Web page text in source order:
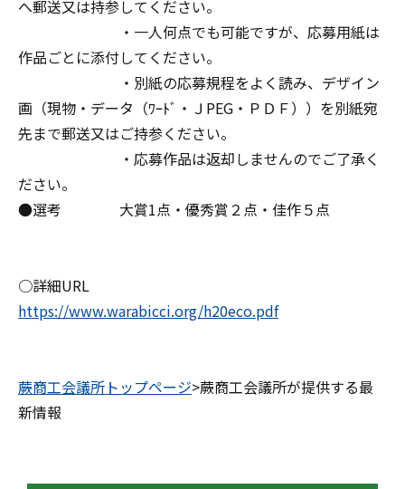
へ郵送又は持参してください。
・一人何点でも可能ですが、応募用紙は
作品ごとに添付してください。
・別紙の応募規程をよく読み、デザイン
画（現物・データ（ﾜｰﾄﾞ・ＪPEG・ＰＤＦ））を別紙宛
先まで郵送又はご持参ください。
・応募作品は返却しませんのでご了承く
ださい。
●選考 大賞1点・優秀賞２点・佳作５点
○詳細URL
https://www.warabicci.org/h20eco.pdf
蕨商工会議所トップページ>蕨商工会議所が提供する最
新情報